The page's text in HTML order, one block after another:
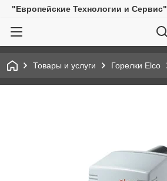
"Европейские Технологии и Сервис"
Товары и услуги Горелки Elco